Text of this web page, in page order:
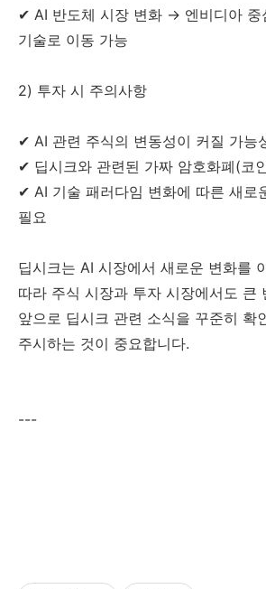
✔ AI 반도체 시장 변화 → 엔비디아 중
기술로 이동 가능
2) 투자 시 주의사항
✔ AI 관련 주식의 변동성이 커질 가능
✔ 딥시크와 관련된 가짜 암호화폐(코
✔ AI 기술 패러다임 변화에 따른 새로
필요
딥시크는 AI 시장에서 새로운 변화를
따라 주식 시장과 투자 시장에서도 큰
앞으로 딥시크 관련 소식을 꾸준히 확
주시하는 것이 중요합니다.
---